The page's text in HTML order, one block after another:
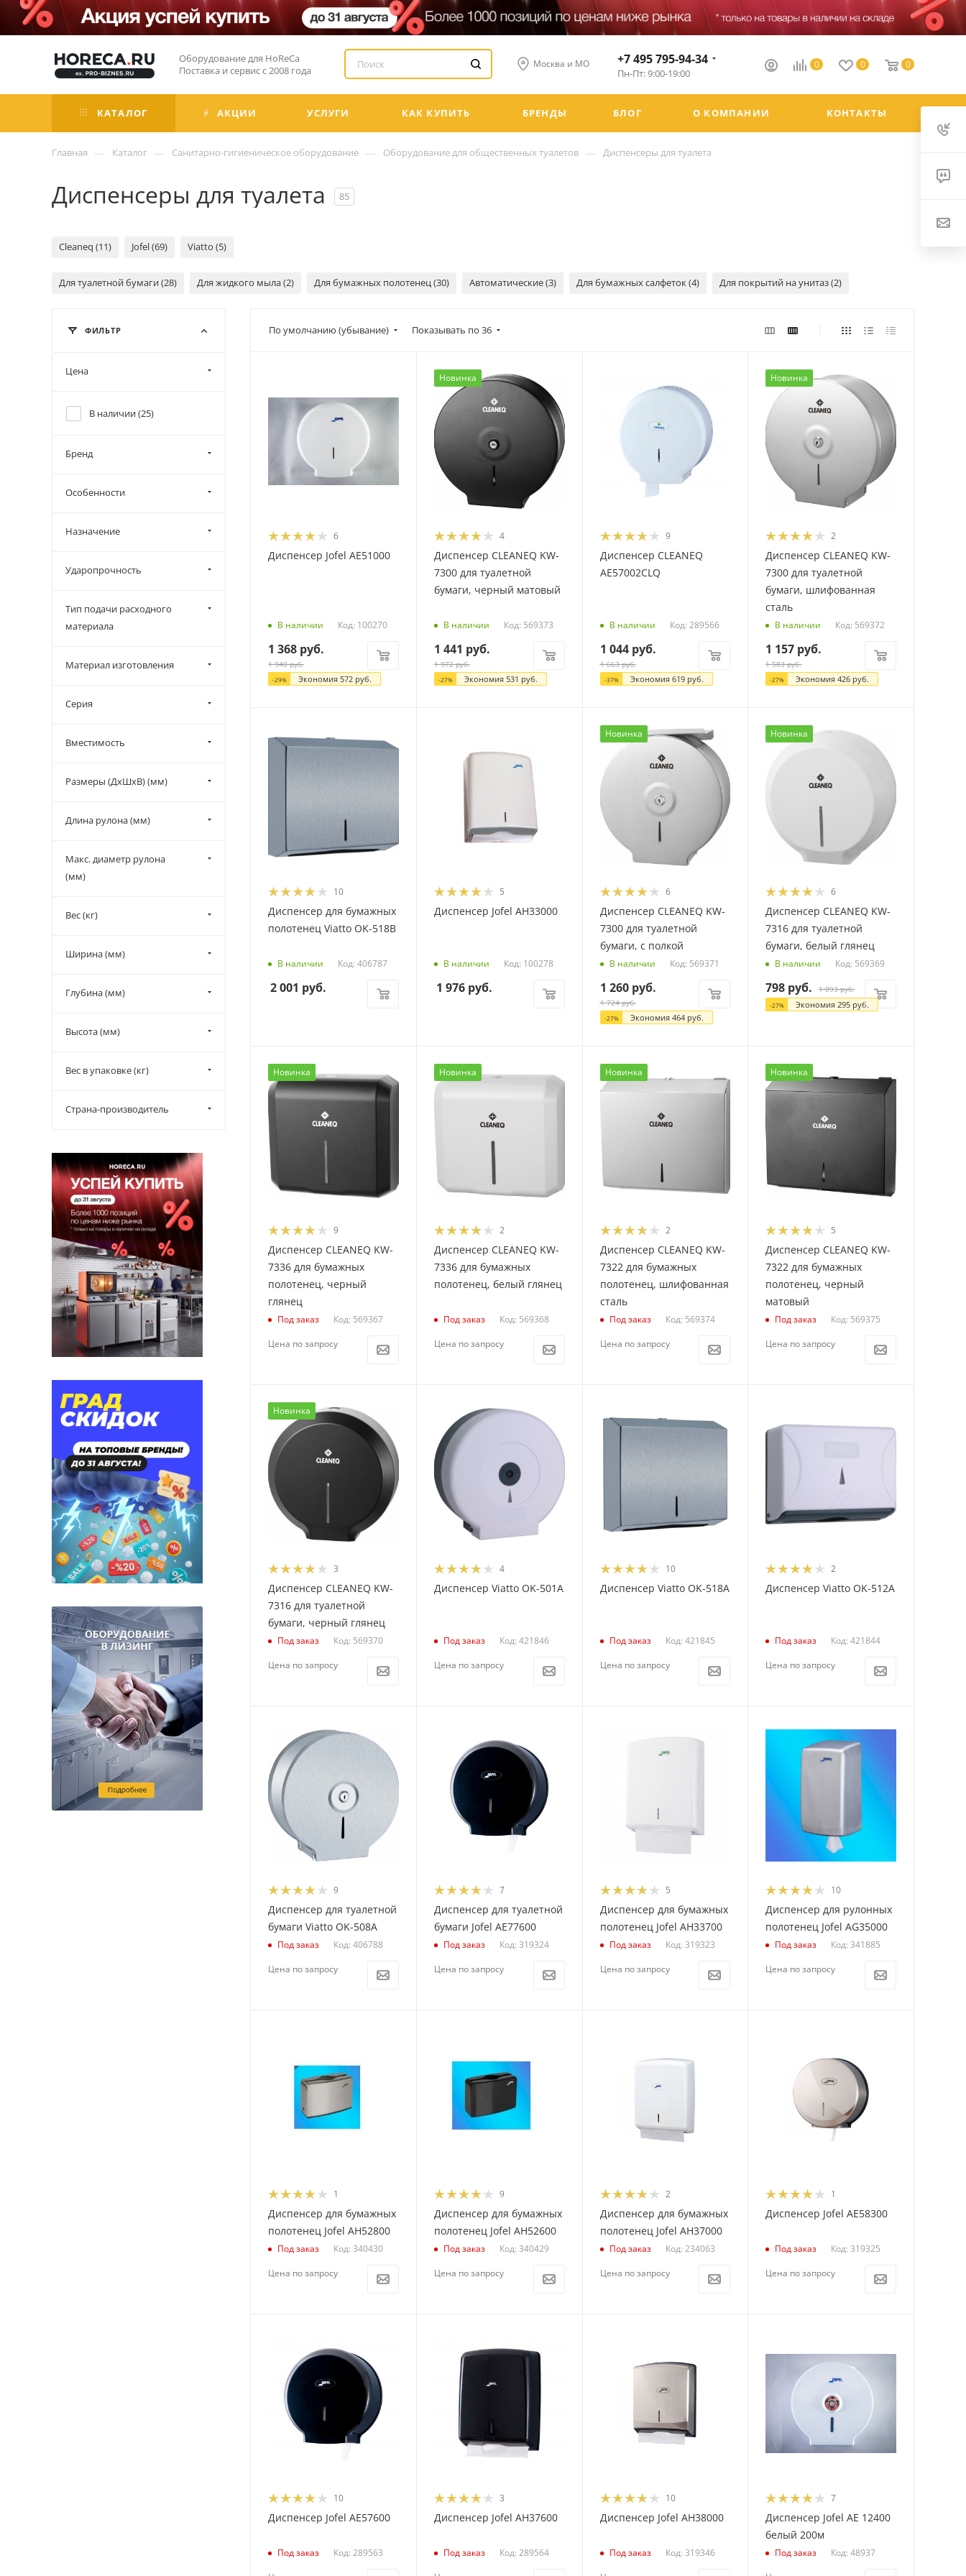
Оборудование для HoReCa
Поставка и сервис с 2008 года
Москва и МО 0 0 0
+7 495 795-94-34
Пн-Пт: 9:00-19:00
КАТАЛОГ АКЦИИ УСЛУГИ КАК КУПИТЬ БРЕНДЫ БЛОГ О КОМПАНИИ КОНТАКТЫ
Главная — Каталог — Санитарно-гигиеническое оборудование — Оборудование для общественных туалетов — Диспенсеры для туалета
Диспенсеры для туалета 85
Cleaneq (11) Jofel (69) Viatto (5)
Для туалетной бумаги (28) Для жидкого мыла (2) Для бумажных полотенец (30) Автоматические (3) Для бумажных салфеток (4) Для покрытий на унитаз (2)
По умолчанию (убывание) Показывать по 36
6
Диспенсер Jofel AE51000
В наличии Код: 100270
1 368 руб.
1 940руб.
-29% Экономия 572 руб.
Новинка
4
Диспенсер CLEANEQ KW-
7300 для туалетной
бумаги, черный матовый
В наличии Код: 569373
1 441 руб.
1 972руб.
-27% Экономия 531 руб.
9
Диспенсер CLEANEQ
AE57002CLQ
В наличии Код: 289566
1 044руб.
1 663руб.
-37% Экономия 619руб.
Новинка
2
Диспенсер CLEANEQ KW-
7300 для туалетной
бумаги, шлифованная
сталь
В наличии Код: 569372
1 157 руб.
1 583руб.
-27% Экономия426 руб.
10
Диспенсер для бумажных
полотенец Viatto OK-518B
В наличии Код: 406787
2 001 руб.
5
Диспенсер Jofel AH33000
В наличии Код: 100278
1 976руб.
Новинка
6
Диспенсер CLEANEQ KW-
7300 для туалетной
бумаги, с полкой
В наличии Код: 569371
1 260руб.
1 724руб.
-27% Экономия 464руб.
Новинка
6
Диспенсер CLEANEQ KW-
7316 для туалетной
бумаги, белый глянец
В наличии Код: 569369
798 руб. 1 093руб.
-27% Экономия295 руб.
Новинка
9
Диспенсер CLEANEQ KW-
7336 для бумажных
полотенец, черный
глянец
Под заказ Код: 569367
Цена по запросу
Новинка
2
Диспенсер CLEANEQ KW-
7336 для бумажных
полотенец, белый глянец
Под заказ Код: 569368
Цена по запросу
Новинка
2
Диспенсер CLEANEQ KW-
7322 для бумажных
полотенец, шлифованная
сталь
Под заказ Код: 569374
Цена по запросу
Новинка
5
Диспенсер CLEANEQ KW-
7322 для бумажных
полотенец, черный
матовый
Под заказ Код: 569375
Цена по запросу
Новинка
3
Диспенсер CLEANEQ KW-
7316 для туалетной
бумаги, черный глянец
Под заказ Код: 569370
Цена по запросу
4
Диспенсер Viatto OK-501A
Под заказ Код: 421846
Цена по запросу
10
Диспенсер Viatto OK-518A
Под заказ Код: 421845
Цена по запросу
2
Диспенсер Viatto OK-512A
Под заказ Код: 421844
Цена по запросу
9
Диспенсер для туалетной
бумаги Viatto OK-508A
Под заказ Код: 406788
Цена по запросу
7
Диспенсер для туалетной
бумаги Jofel AE77600
Под заказ Код: 319324
Цена по запросу
5
Диспенсер для бумажных
полотенец Jofel AH33700
Под заказ Код: 319323
Цена по запросу
10
Диспенсер для рулонных
полотенец Jofel AG35000
Под заказ Код: 341885
Цена по запросу
1
Диспенсер для бумажных
полотенец Jofel AH52800
Под заказ Код: 340430
Цена по запросу
9
Диспенсер для бумажных
полотенец Jofel AH52600
Под заказ Код: 340429
Цена по запросу
2
Диспенсер для бумажных
полотенец Jofel AH37000
Под заказ Код: 234063
Цена по запросу
1
Диспенсер Jofel AE58300
Под заказ Код: 319325
Цена по запросу
10
Диспенсер Jofel AE57600
Под заказ Код: 289563
3
Диспенсер Jofel AH37600
Под заказ Код: 289564
10
Диспенсер Jofel AH38000
Под заказ Код: 319346
7
Диспенсер Jofel AE 12400
белый 200м
Под заказ Код: 48937
ФИЛЬТР
Цена
В наличии (25)
Бренд
Особенности
Назначение
Ударопрочность
Тип подачи расходного
материала
Материал изготовления
Серия
Вместимость
Размеры (ДхШхВ) (мм)
Длина рулона (мм)
Макс. диаметр рулона
(мм)
Вес (кг)
Ширина (мм)
Глубина (мм)
Высота (мм)
Вес в упаковке (кг)
Страна-производитель